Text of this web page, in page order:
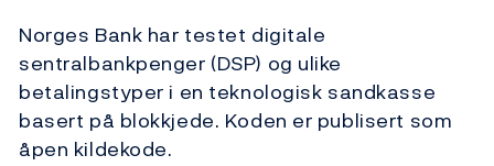
Norges Bank har testet digitale
sentralbankpenger (DSP) og ulike
betalingstyper i en teknologisk sandkasse
basert på blokkjede. Koden er publisert som
åpen kildekode.